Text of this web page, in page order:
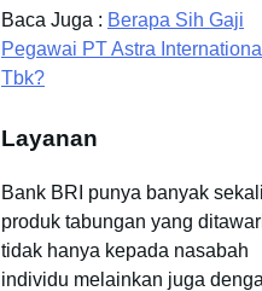
Baca Juga : Berapa Sih Gaji
Pegawai PT Astra International
Tbk?
Layanan
Bank BRI punya banyak sekali
produk tabungan yang
tidak hanya kepada nasabah
individu melainkan juga